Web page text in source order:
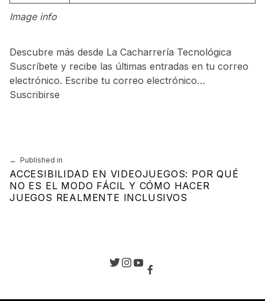
Image info
Descubre más desde La Cacharrería Tecnológica
Suscríbete y recibe las últimas entradas en tu correo
electrónico. Escribe tu correo electrónico…
Suscribirse
Navegación de entradas
Published in
ACCESIBILIDAD EN VIDEOJUEGOS: POR QUÉ
NO ES EL MODO FÁCIL Y CÓMO HACER
JUEGOS REALMENTE INCLUSIVOS